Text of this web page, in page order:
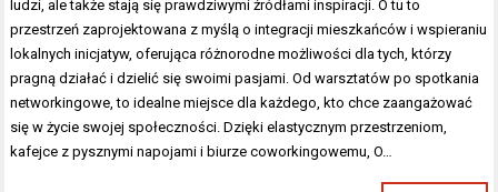
ludzi, ale także stają się prawdziwymi źródłami inspiracji. O tu to
przestrzeń zaprojektowana z myślą o integracji mieszkańców i wspieraniu
lokalnych inicjatyw, oferująca różnorodne możliwości dla tych, którzy
pragną działać i dzielić się swoimi pasjami. Od warsztatów po spotkania
networkingowe, to idealne miejsce dla każdego, kto chce zaangażować
się w życie swojej społeczności. Dzięki elastycznym przestrzeniom,
kafejce z pysznymi napojami i biurze coworkingowemu, O…